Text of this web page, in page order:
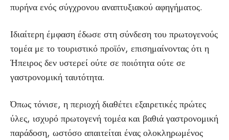
πυρήνα ενός σύγχρονου αναπτυξιακού αφηγήματος.
Ιδιαίτερη έμφαση έδωσε στη σύνδεση του πρωτογενούς
τομέα με το τουριστικό προϊόν, επισημαίνοντας ότι η
Ήπειρος δεν υστερεί ούτε σε ποιότητα ούτε σε
γαστρονομική ταυτότητα.
Όπως τόνισε, η περιοχή διαθέτει εξαιρετικές πρώτες
ύλες, ισχυρό πρωτογενή τομέα και βαθιά γαστρονομική
παράδοση, ωστόσο απαιτείται ένας ολοκληρωμένος